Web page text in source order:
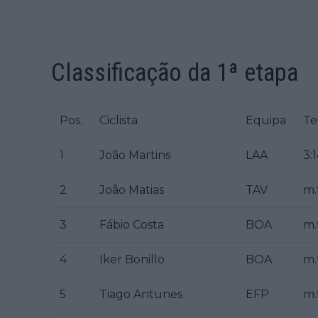
Classificação da 1ª etapa
Pos. Ciclista Equipa
1 João Martins LAA
2 João Matias TAV
3 Fábio Costa BOA
4 Iker Bonillo BOA
5 Tiago Antunes EFP